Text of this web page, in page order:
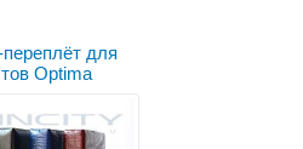
для
Optima